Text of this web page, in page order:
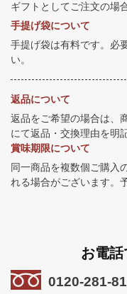
ギフトとしてご注文の場
手提げ袋について
手提げ袋は有料です。必
い。
返品について
返品をご希望の場合は、
にて返品・交換理由を明
賞味期限について
同一商品を複数個ご購入
れる場合がございます。
お電
0120-281-